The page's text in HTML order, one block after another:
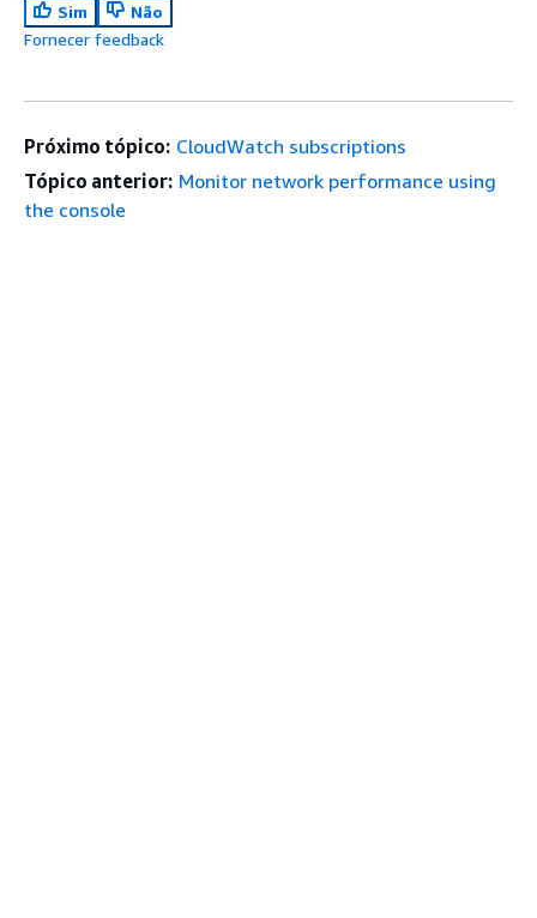
Sim
Não
Fornecer feedback
Próximo tópico: CloudWatch subscriptions
Tópico anterior: Monitor network performance using
the console